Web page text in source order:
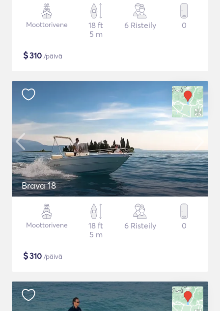
Moottorivene
18 ft
5 m
6 Risteily 0
$310 /päivä
Brava 18
Moottorivene
18 ft
5 m
6 Risteily 0
$310 /päivä